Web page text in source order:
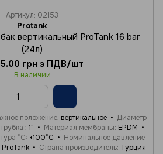
Артикул: 02153
Protank
вертикальный ProTank 16 bar
(24л)
грн з ПДВ/шт
В наличии
положение вертикальное
Диаметр
1" Материал мембраны EPDM
°C +100°C
Номинальное давление
ProTank Страна производитель Турция